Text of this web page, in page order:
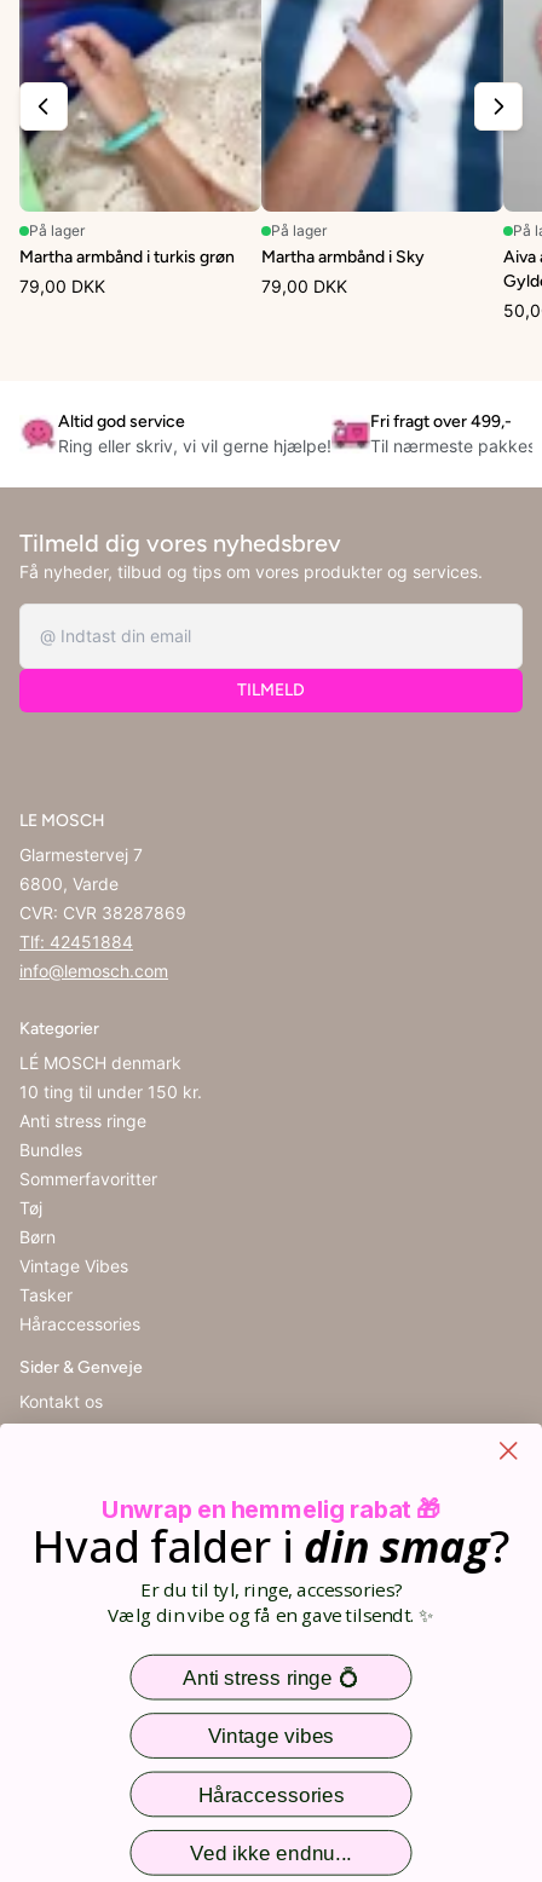
På lager
Martha armbånd i turkis grøn
79,00 DKK
På lager
Martha armbånd i Sky
79,00 DKK
På
Aiva
Altid god service
Ring eller skriv, vi vil gerne hjælpe!
Fri fragt over 499,-
Til nærmeste
Tilmeld dig vores nyhedsbrev
Få nyheder, tilbud og tips om vores produkter og services.
TILMELD
LE MOSCH
Glarmestervej 7
6800, Varde
CVR: CVR 38287869
Tlf: 42451884
info@lemosch.com
Kategorier
LÉ MOSCH denmark
10 ting til under 150 kr.
Anti stress ringe
Bundles
Sommerfavoritter
Tøj
Børn
Vintage Vibes
Tasker
Håraccessories
Sider & Genveje
Kontakt os
Handelsbetingelser
Størrelsesguide
Blog
Opret bruger
Nem og sikker betaling
Unwrap en hemmelig rabat 🎁
Hvad falder i din smag?
Er du til tyl, ringe, accessories?
Vælg din vibe og få en gave tilsendt. ✨
Anti stress ringe 💍
Vintage vibes
Håraccessories
Ved ikke endnu...